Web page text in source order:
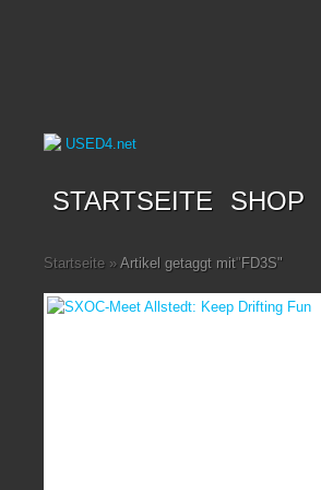
STARTSEITE SHOP
Startseite » Artikel getaggt mit"FD3S"